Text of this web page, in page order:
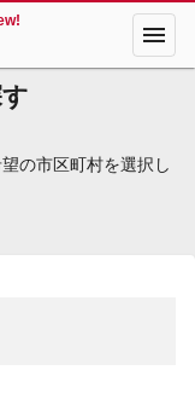
menu
の市区町村を選択し